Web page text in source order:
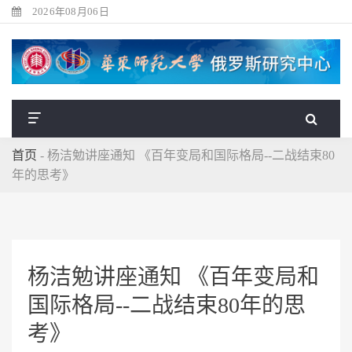
2026年08月06日
首页 - 杨洁勉讲座通知 《百年变局和国际格局--二战结束80
年的思考》
杨洁勉讲座通知 《百年变局和
国际格局--二战结束80年的思
考》